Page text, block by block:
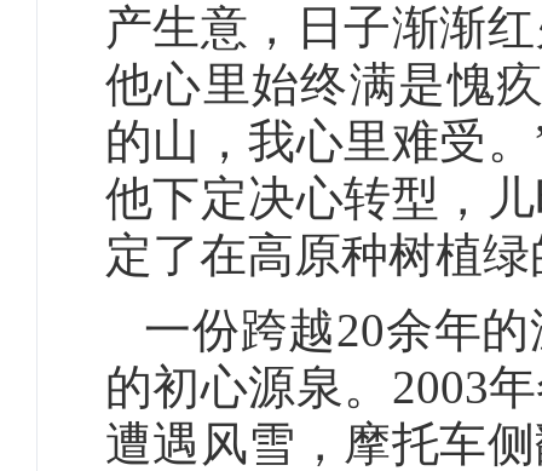
产生意，日子渐渐
他心里始终满是愧
的山，我心里难受
他下定决心转型，
定了在高原种树植
一份跨越20余年
的初心源泉。2003
遭遇风雪，摩托车